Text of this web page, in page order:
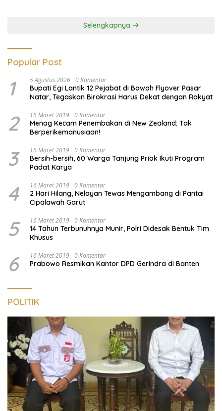
Selengkapnya
Popular Post
1 5 Agustus 2026 0 Komentar
Bupati Egi Lantik 12 Pejabat di Bawah Flyover Pasar
Natar, Tegaskan Birokrasi Harus Dekat dengan Rakyat
2 16 Maret 2019 0 Komentar
Menag Kecam Penembakan di New Zealand: Tak
Berperikemanusiaan!
3 16 Maret 2019 0 Komentar
Bersih-bersih, 60 Warga Tanjung Priok Ikuti Program
Padat Karya
4 16 Maret 2019 0 Komentar
2 Hari Hilang, Nelayan Tewas Mengambang di Pantai
Cipalawah Garut
5 16 Maret 2019 0 Komentar
14 Tahun Terbunuhnya Munir, Polri Didesak Bentuk Tim
Khusus
6 16 Maret 2019 0 Komentar
Prabowo Resmikan Kantor DPD Gerindra di Banten
POLITIK